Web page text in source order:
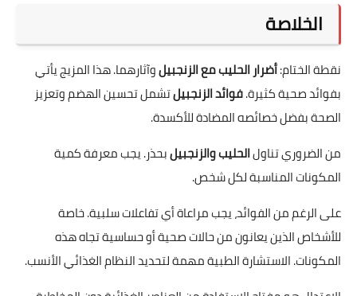
الخلاصة
نقطة الختام:أضرار الحليب مع الزنجبيلوآثارهما. هذا المزيج يأتي
بفوائد صحية كثيرة.فوائد الزنجبيلتشمل تحسين الهضم وتعزيز
الصحة بفضل خصائصه المضادة للأكسدة.
من الضروري تناولالحليب والزنجبيلبحذر. يجب معرفة كمية
المكونات المناسبة لكل شخص.
على الرغم من الفوائد، يجب مراعاة أي تفاعلات سلبية. خاصة
للأشخاص الذين يعانون من حالات صحية أو حساسية تجاه هذه
المكونات. الاستشارة الطبية مهمة لتحديد النظام الغذائي الأنسب.